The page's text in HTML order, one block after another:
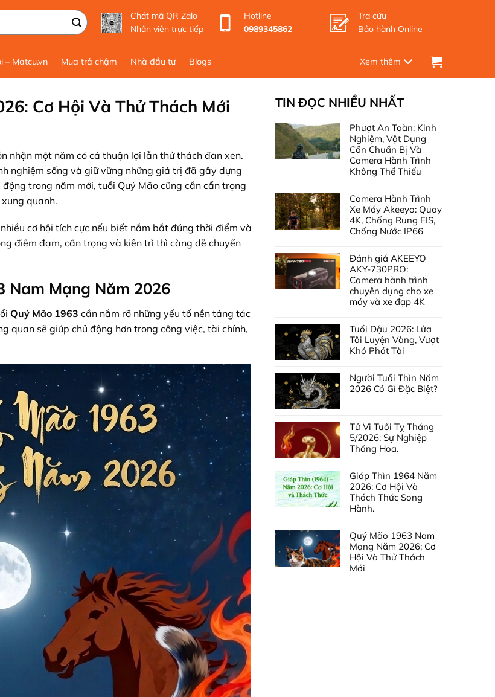
Chát mã QR Zalo
Nhân viên trực tiếp
Hotline
0989345862
Tra cứu
Bảo hành Online
– Matcu.vn Mua trả chậm Nhà đầu tư Blogs
Cơ Hội Và Thử Thách Mới
nhận một năm có cả thuận lợi lẫn thử thách đan xen.
nghiệm sống và giữ vững những giá trị đã gây dựng
trong năm mới, tuổi Quý Mão cũng cần cẩn trọng
quanh.
cơ hội tích cực nếu biết nắm bắt đúng thời điểm và
điềm đạm, cẩn trọng và kiên trì thì càng dễ chuyển
Nam Mạng Năm 2026
Quý Mão 1963 cần nắm rõ những yếu tố nền tảng tác
quan sẽ giúp chủ động hơn trong công việc, tài chính,
TIN ĐỌC NHIỀU NHẤT
Phượt An Toàn: Kinh
Nghiệm, Vật Dụng
Cần Chuẩn Bị Và
Camera Hành Trình
Không Thể Thiếu
Camera Hành Trình
Xe Máy Akeeyo: Quay
4K, Chống Rung EIS,
Chống Nước IP66
Đánh giá AKEEYO
AKY-730PRO:
Camera hành trình
chuyên dụng cho xe
máy và xe đạp 4K
Tuổi Dậu 2026: Lửa
Tôi Luyện Vàng, Vượt
Khó Phát Tài
Người Tuổi Thìn Năm
2026 Có Gì Đặc Biệt?
Tử Vi Tuổi Tỵ Tháng
5/2026: Sự Nghiệp
Thăng Hoa.
Giáp Thìn 1964 Năm
2026: Cơ Hội Và
Thách Thức Song
Hành.
Quý Mão 1963 Nam
Mạng Năm 2026: Cơ
Hội Và Thử Thách
Mới